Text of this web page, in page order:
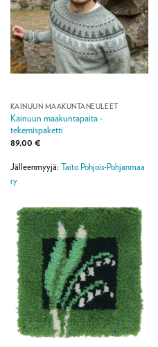
KAINUUN MAAKUNTANEULEET
Kainuun maakuntapaita -
tekemispaketti
89,00 €
Jälleenmyyjä: Taito Pohjois-Pohjanmaa
ry